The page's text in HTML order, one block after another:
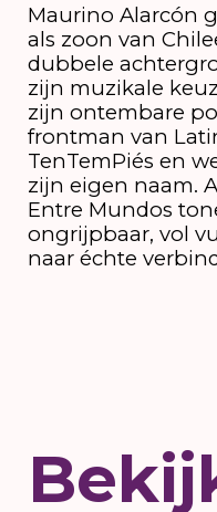
Maurino Alarcón
als zoon van
dubbele
zijn muzikale
zijn ontembare
frontman van
TenTemPiés en
zijn eigen naam.
Entre Mundos
ongrijpbaar, vol
naar échte